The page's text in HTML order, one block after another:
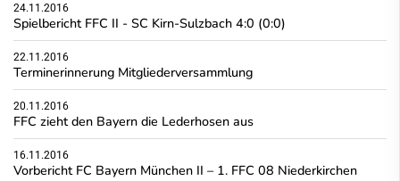
24.11.2016
Spielbericht FFC II - SC Kirn-Sulzbach 4:0 (0:0)
22.11.2016
Terminerinnerung Mitgliederversammlung
20.11.2016
FFC zieht den Bayern die Lederhosen aus
16.11.2016
Vorbericht FC Bayern München II – 1. FFC 08 Niederkirchen